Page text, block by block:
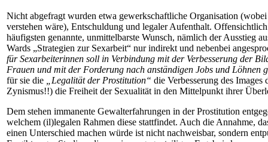
Nicht abgefragt wurden etwa gewerkschaftliche Organisation (wobei
verstehen wäre), Entschuldung und legaler Aufenthalt. Offensichtlich
häufigsten genannte, unmittelbarste Wunsch, nämlich der Ausstieg
Wards „Strategien zur Sexarbeit“ nur indirekt und nebenbei
für Sexarbeiterinnen soll in Verbindung mit der Verbesserung der
Frauen und mit der Forderung nach anständigen Jobs und Löhnen
für sie die
„Legalität der Prostitution“ die Verbesserung des
Zynismus!!) die Freiheit der Sexualität in den Mittelpunkt ihrer
Dem stehen immanente Gewalterfahrungen in der Prostitution
welchem (il)legalen Rahmen diese stattfindet. Auch die Annahme,
einen Unterschied machen würde ist nicht nachweisbar, sondern